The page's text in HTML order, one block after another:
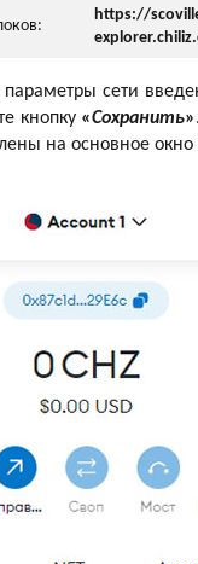
https://
параметры сети
кнопку «Сохранить»
на основное окно